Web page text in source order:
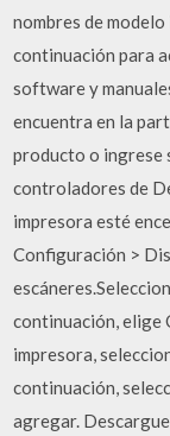
nombres de
continuación para
software y
encuentra en la
producto o ingrese
controladores de
impresora esté
Configuración >
continuación, elige
impresora,
continuación,
agregar.